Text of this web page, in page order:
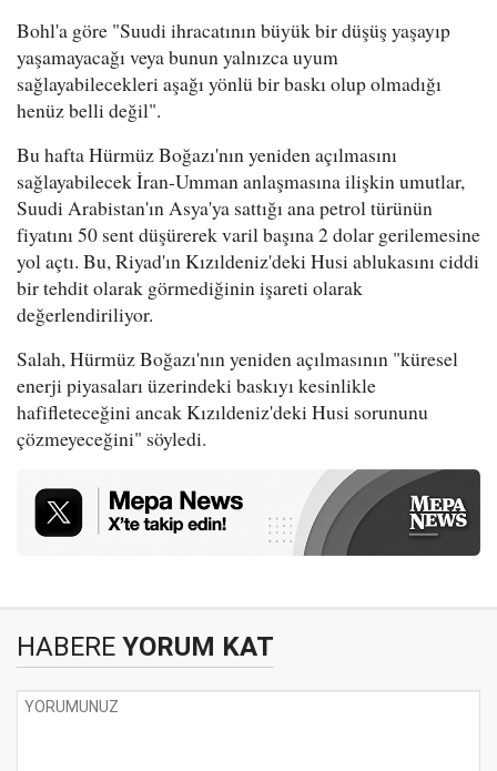
Bohl'a göre "Suudi ihracatının büyük bir düşüş yaşayıp
yaşamayacağı veya bunun yalnızca uyum
sağlayabilecekleri aşağı yönlü bir baskı olup olmadığı
henüz belli değil".
Bu hafta Hürmüz Boğazı'nın yeniden açılmasını
sağlayabilecek İran-Umman anlaşmasına ilişkin umutlar,
Suudi Arabistan'ın Asya'ya sattığı ana petrol türünün
fiyatını 50 sent düşürerek varil başına 2 dolar gerilemesine
yol açtı. Bu, Riyad'ın Kızıldeniz'deki Husi ablukasını ciddi
bir tehdit olarak görmediğinin işareti olarak
değerlendiriliyor.
Salah, Hürmüz Boğazı'nın yeniden açılmasının "küresel
enerji piyasaları üzerindeki baskıyı kesinlikle
hafifleteceğini ancak Kızıldeniz'deki Husi sorununu
çözmeyeceğini" söyledi.
HABERE YORUM KAT